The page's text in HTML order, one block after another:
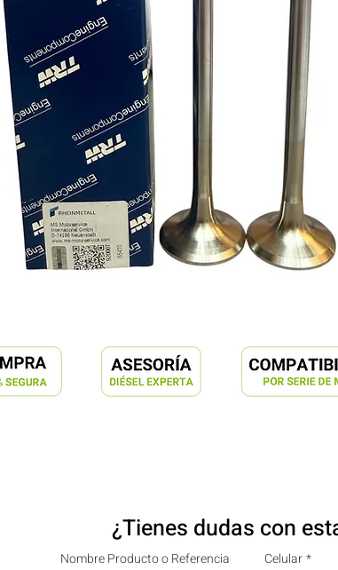
¿Tienes dudas con
Nombre Producto o Referencia Celular *